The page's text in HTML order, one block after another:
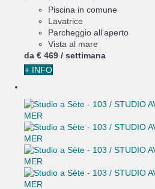
Piscina in comune
Lavatrice
Parcheggio all'aperto
Vista al mare
da € 469 / settimana
+ INFO